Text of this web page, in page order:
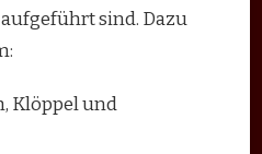
sind. Dazu
Klöppel und